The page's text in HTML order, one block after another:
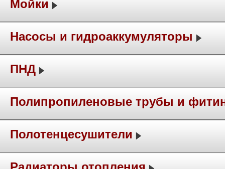
Мойки
Насосы и гидроаккумуляторы
ПНД
Полипропиленовые трубы и
Полотенцесушители